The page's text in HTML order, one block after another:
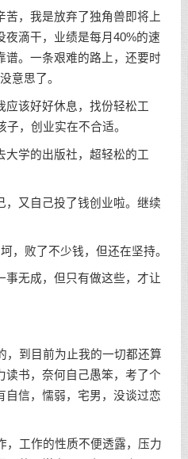
，我是放弃了独角兽即将上
滴干，业绩是每月40%的速
谱。一条艰难的路上，还要时
意思了。
该好好休息，找份轻松工
，创业实在不合适。
学的出版社，超轻松的工
又自己投了钱创业啦。继续
，败了不少钱，但还在坚持。
无成，但只有做这些，才让
到目前为止我的一切都还算
读书，奈何自己愚笨，考了个
自信，懦弱，宅男，没谈过恋
工作的性质不便透露，压力